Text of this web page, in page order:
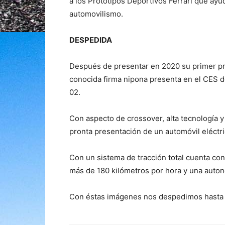
automovilismo.
DESPEDIDA
Después de presentar en 2020 su primer
conocida firma nipona presenta en el CES
02.
Con aspecto de crossover, alta tecnología
pronta presentación de un automóvil
Con un sistema de tracción total cuenta
más de 180 kilómetros por hora y una
Con éstas imágenes nos despedimos